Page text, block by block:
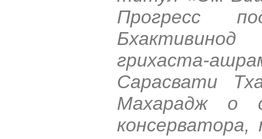
Прогресс
Бхактивинод
грихаста-
Сарасвати
Махарадж о